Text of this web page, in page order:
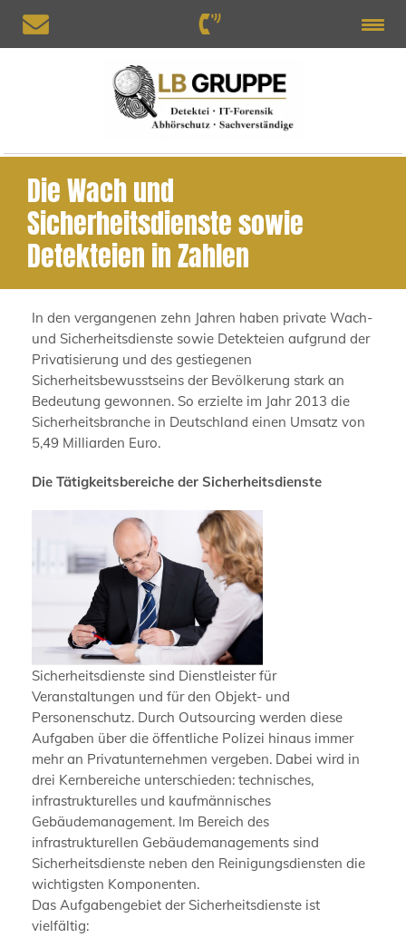
Die Wach und
Sicherheitsdienste sowie
Detekteien in Zahlen
In den vergangenen zehn Jahren haben private Wach-
und Sicherheitsdienste sowie Detekteien aufgrund der
Privatisierung und des gestiegenen
Sicherheitsbewusstseins der Bevölkerung stark an
Bedeutung gewonnen. So erzielte im Jahr 2013 die
Sicherheitsbranche in Deutschland einen Umsatz von
5,49 Milliarden Euro.
Die Tätigkeitsbereiche der Sicherheitsdienste
Sicherheitsdienste sind Dienstleister für
Veranstaltungen und für den Objekt- und
Personenschutz. Durch Outsourcing werden diese
Aufgaben über die öffentliche Polizei hinaus immer
mehr an Privatunternehmen vergeben. Dabei wird in
drei Kernbereiche unterschieden: technisches,
infrastrukturelles und kaufmännisches
Gebäudemanagement. Im Bereich des
infrastrukturellen Gebäudemanagements sind
Sicherheitsdienste neben den Reinigungsdiensten die
wichtigsten Komponenten.
Das Aufgabengebiet der Sicherheitsdienste ist
vielfältig: